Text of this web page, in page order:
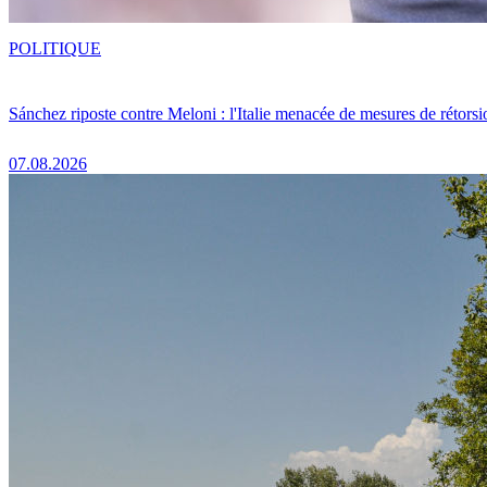
Sánchez riposte contre Meloni : l'Italie menacée de mesures de
07.08.2026
POLITIQUE